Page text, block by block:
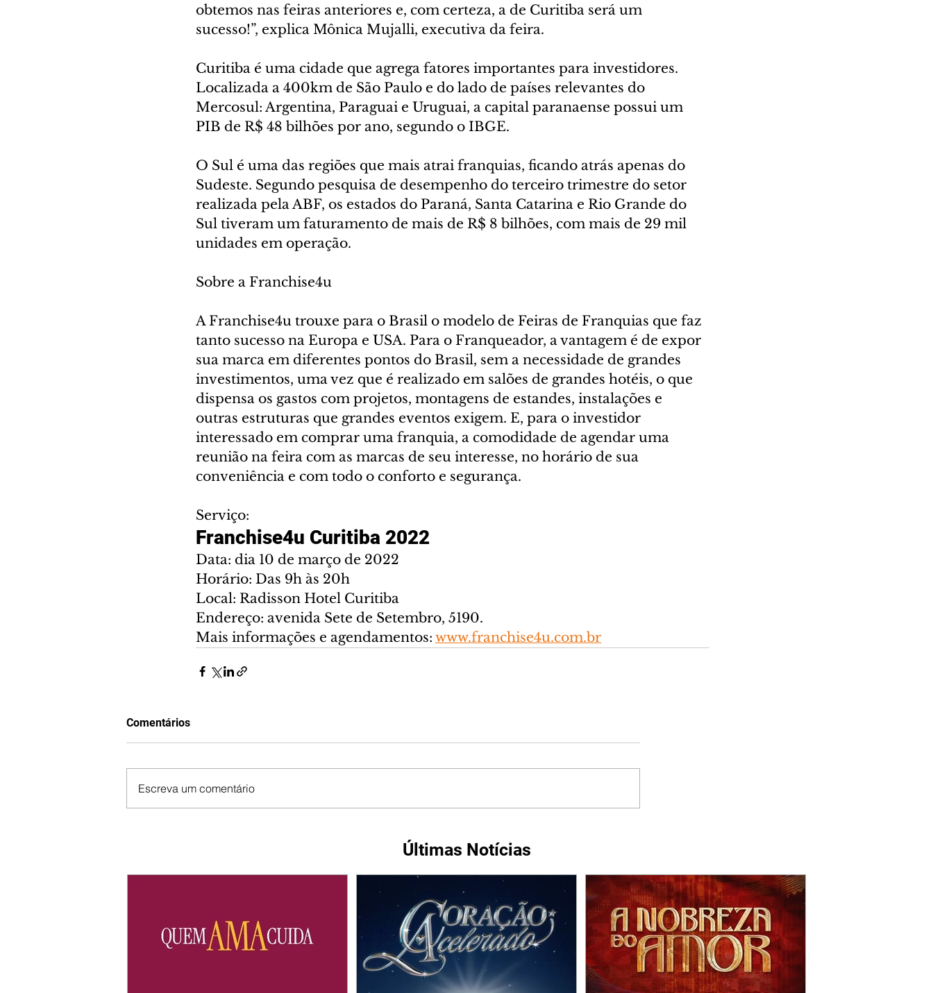
obtemos nas feiras anteriores e, com certeza, a de Curitiba será um
sucesso!”, explica Mônica Mujalli, executiva da feira.
Curitiba é uma cidade que agrega fatores importantes para investidores.
Localizada a 400km de São Paulo e do lado de países relevantes do
Mercosul: Argentina, Paraguai e Uruguai, a capital paranaense possui um
PIB de R$ 48 bilhões por ano, segundo o IBGE.
O Sul é uma das regiões que mais atrai franquias, ficando atrás apenas do
Sudeste. Segundo pesquisa de desempenho do terceiro trimestre do setor
realizada pela ABF, os estados do Paraná, Santa Catarina e Rio Grande do
Sul tiveram um faturamento de mais de R$ 8 bilhões, com mais de 29 mil
unidades em operação.
Sobre a Franchise4u
A Franchise4u trouxe para o Brasil o modelo de Feiras de Franquias que faz
tanto sucesso na Europa e USA. Para o Franqueador, a vantagem é de expor
sua marca em diferentes pontos do Brasil, sem a necessidade de grandes
investimentos, uma vez que é realizado em salões de grandes hotéis, o que
dispensa os gastos com projetos, montagens de estandes, instalações e
outras estruturas que grandes eventos exigem. E, para o investidor
interessado em comprar uma franquia, a comodidade de agendar uma
reunião na feira com as marcas de seu interesse, no horário de sua
conveniência e com todo o conforto e segurança.
Serviço:
Franchise4u Curitiba 2022
Data: dia 10 de março de 2022
Horário: Das 9h às 20h
Local: Radisson Hotel Curitiba
Endereço: avenida Sete de Setembro, 5190.
Mais informações e agendamentos: www.franchise4u.com.br
Comentários
Escreva um comentário
Últimas Notícias